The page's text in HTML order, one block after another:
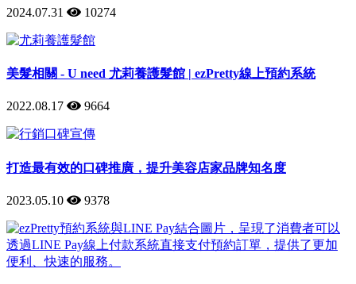
2024.07.31 10274
美髮相關 - U need 尤莉養護髮館 | ezPretty線上預約系統
2022.08.17 9664
打造最有效的口碑推廣，提升美容店家品牌知名度
2023.05.10 9378